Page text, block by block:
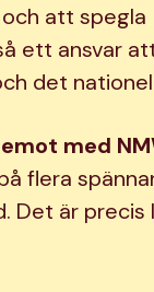
att spegla
ett ansvar
det
med
flera
Det är